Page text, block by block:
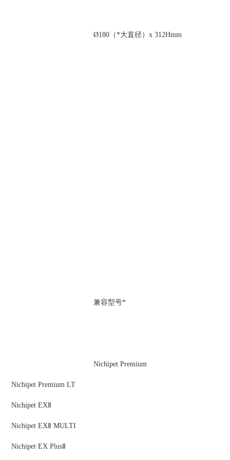
Ø180（*大直径）x 312Hmm
兼容型号*
Nichipet Premium
Nichipet Premium LT
Nichipet EXⅡ
Nichipet EXⅡ MULTI
Nichipet EX PlusⅡ